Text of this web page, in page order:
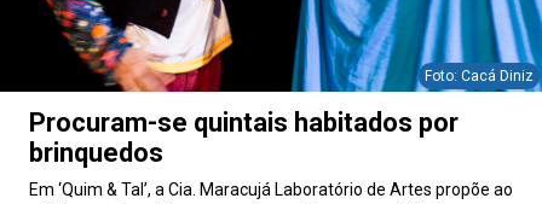
Foto: Cacá Diniz
Procuram-se quintais habitados por
brinquedos
Em ‘Quim & Tal’, a Cia. Maracujá Laboratório de Artes propõe ao